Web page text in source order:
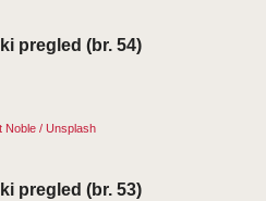
pregled (br. 54)
Noble / Unsplash
pregled (br. 53)